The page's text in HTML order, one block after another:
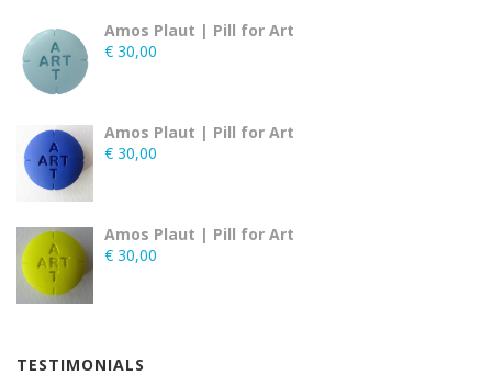
Amos Plaut | Pill for Art
€ 30,00
Amos Plaut | Pill for Art
€ 30,00
Amos Plaut | Pill for Art
€ 30,00
TESTIMONIALS